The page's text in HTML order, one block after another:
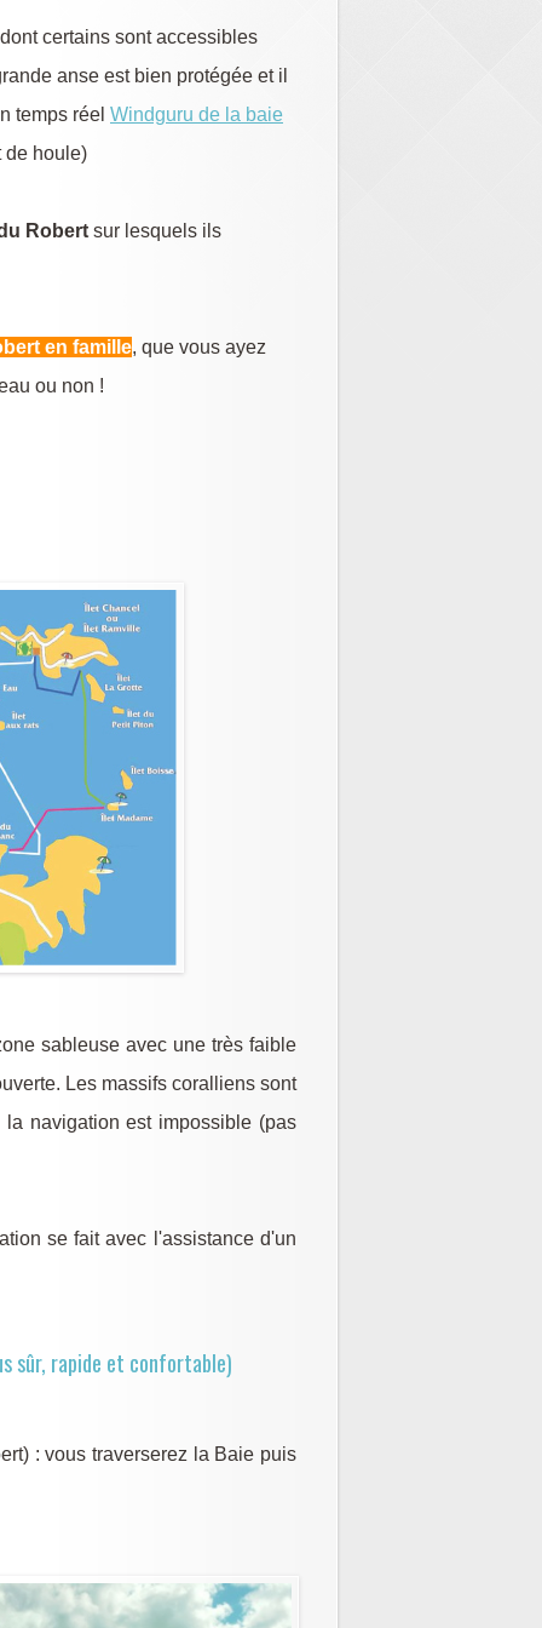
dont certains sont accessibles
anse est bien protégée et il
temps réel Windguru de la baie
de houle)
Robert sur lesquels ils
en famille, que vous ayez
ou non !
sableuse avec une très faible
Les massifs coralliens sont
navigation est impossible (pas
se fait avec l'assistance d'un
sûr, rapide et confortable)
: vous traverserez la Baie puis